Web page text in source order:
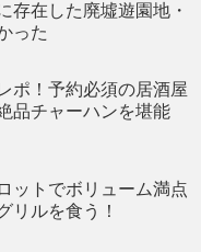
存在した廃墟遊園地・
った
ポ！予約必須の居酒屋
品チャーハンを堪能
ットでボリューム満点
リルを食う！